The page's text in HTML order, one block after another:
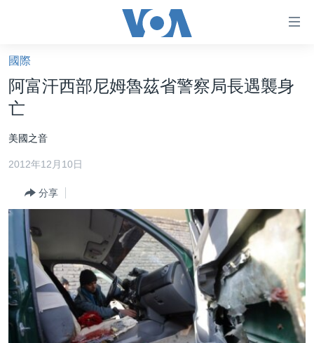
礙
鏈
接
轉
內
導
航
轉
到
美國大選2024
海外港人
新聞自由
揭謊頻道
美國
中國
國際
國際
阿富汗西部尼姆魯茲省警察局長遇襲身
亡
美國之音
2012年12月10日
分享